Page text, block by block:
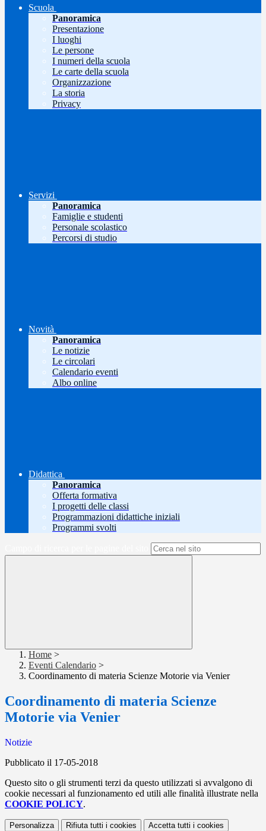
Scuola
Panoramica
Presentazione
I luoghi
Le persone
I numeri della scuola
Le carte della scuola
Organizzazione
La storia
Privacy
Servizi
Panoramica
Famiglie e studenti
Personale scolastico
Percorsi di studio
Novità
Panoramica
Le notizie
Le circolari
Calendario eventi
Albo online
Didattica
Panoramica
Offerta formativa
I progetti delle classi
Programmazioni didattiche iniziali
Programmi svolti
Home >
Eventi Calendario >
Coordinamento di materia Scienze Motorie via Venier
Coordinamento di materia Scienze
Motorie via Venier
Notizie
Pubblicato il 17-05-2018
Questo sito o gli strumenti terzi da questo utilizzati si avvalgono di
cookie necessari al funzionamento ed utili alle finalità illustrate nella
COOKIE POLICY.
Personalizza Rifiuta tutti i cookies Accetta tutti i cookies